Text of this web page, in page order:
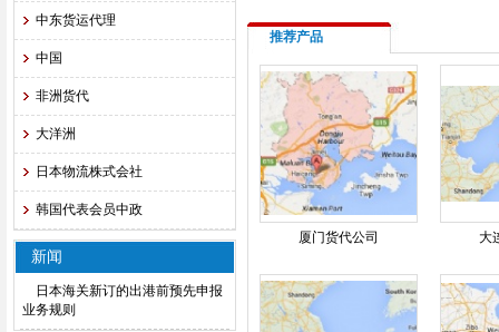
中东货运代理
中国
非洲货代
大洋洲
日本物流株式会社
韩国代表会员中政
新闻
日本海关新订的出港前预先申报
业务规则
推荐产品
厦门货代公司 大